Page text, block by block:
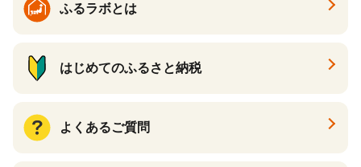
ふるラボとは
はじめてのふるさと納税
よくあるご質問